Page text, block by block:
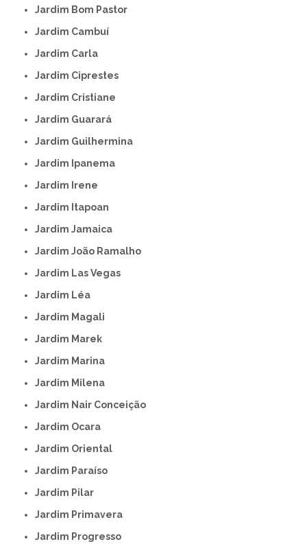
Jardim Bom Pastor
Jardim Cambuí
Jardim Carla
Jardim Ciprestes
Jardim Cristiane
Jardim Guarará
Jardim Guilhermina
Jardim Ipanema
Jardim Irene
Jardim Itapoan
Jardim Jamaica
Jardim João Ramalho
Jardim Las Vegas
Jardim Léa
Jardim Magali
Jardim Marek
Jardim Marina
Jardim Milena
Jardim Nair Conceição
Jardim Ocara
Jardim Oriental
Jardim Paraíso
Jardim Pilar
Jardim Primavera
Jardim Progresso